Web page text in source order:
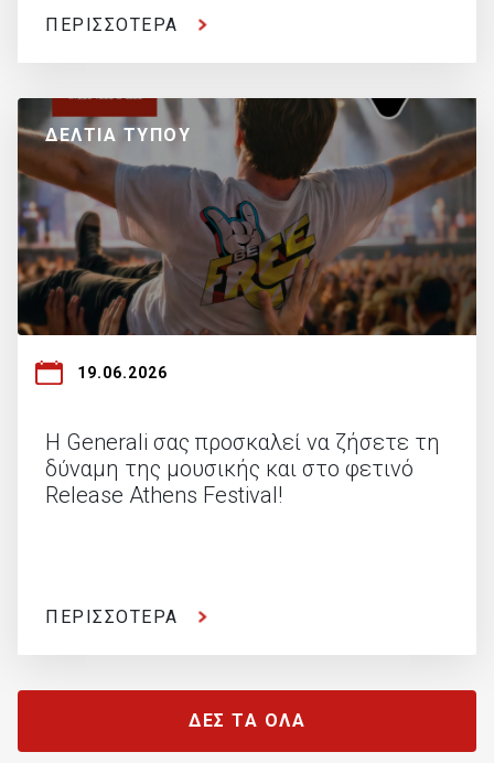
ΠΕΡΙΣΣΟΤΕΡΑ
ΔΕΛΤΙΑ ΤΥΠΟΥ
19.06.2026
Η Generali σας προσκαλεί να ζήσετε τη
δύναμη της μουσικής και στο φετινό
Release Athens Festival!
ΠΕΡΙΣΣΟΤΕΡΑ
ΔΕΣ ΤΑ ΟΛΑ